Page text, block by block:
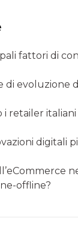
fattori di
di evoluzione
retailer
digitali
offline?